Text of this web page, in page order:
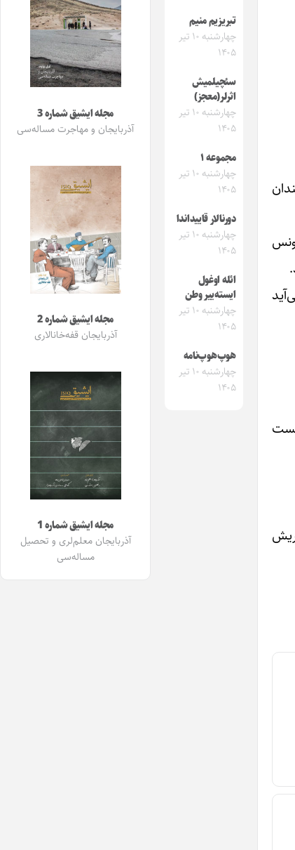
هنرمندان
نشست
تبریزیم منیم
چهارشنبه ۱۰ تیر
۱۴۰۵
سئچیلمیش
اثرلر(معجز)
چهارشنبه ۱۰ تیر
۱۴۰۵
مجموعه ۱
چهارشنبه ۱۰ تیر
۱۴۰۵
دورنالار قاییداندا
چهارشنبه ۱۰ تیر
۱۴۰۵
ائله اوغول
ایسته‌ییر وطن
چهارشنبه ۱۰ تیر
۱۴۰۵
هوپ‌هوپ‌نامه
چهارشنبه ۱۰ تیر
۱۴۰۵
مجله ایشیق شماره 3
آذربایجان و مهاجرت مساله‌سی
مجله ایشیق شماره 2
آذربایجان قفه‌خانالاری
مجله ایشیق شماره 1
آذربایجان معلم‌لری و تحصیل
مساله‌سی